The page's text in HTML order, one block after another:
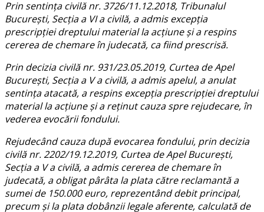
Prin sentinţa civilă nr. 3726/11.12.2018, Tribunalul
Bucureşti, Secţia a VI a civilă, a admis excepţia
prescripţiei dreptului material la acţiune şi a respins
cererea de chemare în judecată, ca fiind prescrisă.
Prin decizia civilă nr. 931/23.05.2019, Curtea de Apel
Bucureşti, Secţia a V a civilă, a admis apelul, a anulat
sentinţa atacată, a respins excepţia prescripţiei dreptului
material la acţiune şi a reţinut cauza spre rejudecare, în
vederea evocării fondului.
Rejudecând cauza după evocarea fondului, prin decizia
civilă nr. 2202/19.12.2019, Curtea de Apel Bucureşti,
Secţia a V a civilă, a admis cererea de chemare în
judecată, a obligat pârâta la plata către reclamantă a
sumei de 150.000 euro, reprezentând debit principal,
precum şi la plata dobânzii legale aferente, calculată de